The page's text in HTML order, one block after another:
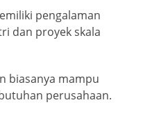
pengalaman
dan proyek skala
biasanya mampu
perusahaan.